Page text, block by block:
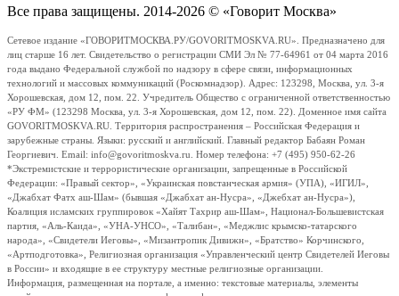
Все права защищены. 2014-2026 © «Говорит Москва»
Сетевое издание «ГОВОРИТМОСКВА.РУ/GOVORITMOSKVA.RU». Предназначено для
лиц старше 16 лет. Свидетельство о регистрации СМИ Эл № 77-64961 от 04 марта 2016
года выдано Федеральной службой по надзору в сфере связи, информационных
технологий и массовых коммуникаций (Роскомнадзор). Адрес: 123298, Москва, ул. 3-я
Хорошевская, дом 12, пом. 22. Учредитель Общество с ограниченной ответственностью
«РУ ФМ» (123298 Москва, ул. 3-я Хорошевская, дом 12, пом. 22). Доменное имя сайта
GOVORITMOSKVA.RU. Территория распространения – Российская Федерация и
зарубежные страны. Языки: русский и английский. Главный редактор Бабаян Роман
Георгиевич. Email: info@govoritmoskva.ru. Номер телефона: +7 (495) 950-62-26
*Экстремистские и террористические организации, запрещенные в Российской
Федерации: «Правый сектор», «Украинская повстанческая армия» (УПА), «ИГИЛ»,
«Джабхат Фатх аш-Шам» (бывшая «Джабхат ан-Нусра», «Джебхат ан-Нусра»),
Коалиция исламских группировок «Хайят Тахрир аш-Шам», Национал-Большевистская
партия, «Аль-Каида», «УНА-УНСО», «Талибан», «Меджлис крымско-татарского
народа», «Свидетели Иеговы», «Мизантропик Дивижн», «Братство» Корчинского,
«Артподготовка», Религиозная организация «Управленческий центр Свидетелей Иеговы
в России» и входящие в ее структуру местные религиозные организации.
Информация, размещенная на портале, а именно: текстовые материалы, элементы